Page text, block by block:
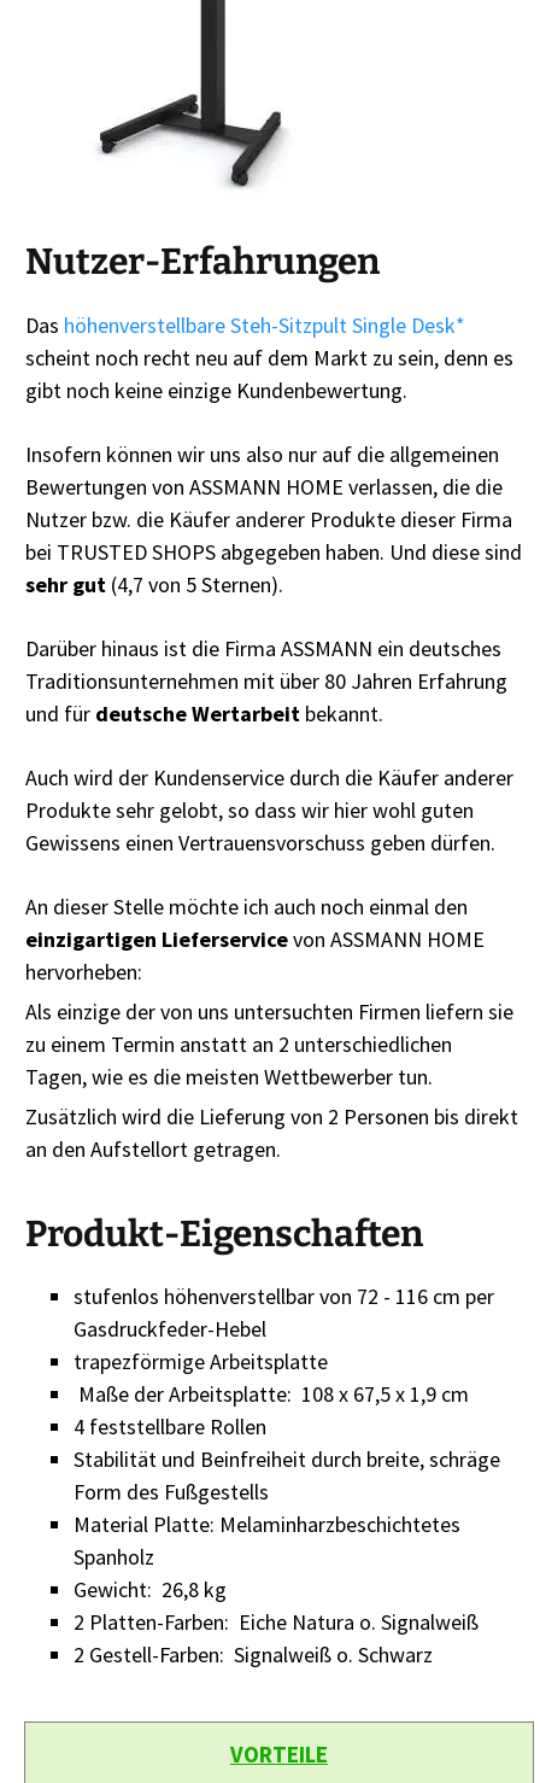
Nutzer-Erfahrungen
Das höhenverstellbare Steh-Sitzpult Single Desk*
scheint noch recht neu auf dem Markt zu sein, denn es
gibt noch keine einzige Kundenbewertung.
Insofern können wir uns also nur auf die allgemeinen
Bewertungen von ASSMANN HOME verlassen, die die
Nutzer bzw. die Käufer anderer Produkte dieser Firma
bei TRUSTED SHOPS abgegeben haben. Und diese sind
sehr gut (4,7 von 5 Sternen).
Darüber hinaus ist die Firma ASSMANN ein deutsches
Traditionsunternehmen mit über 80 Jahren Erfahrung
und für deutsche Wertarbeit bekannt.
Auch wird der Kundenservice durch die Käufer anderer
Produkte sehr gelobt, so dass wir hier wohl guten
Gewissens einen Vertrauensvorschuss geben dürfen.
An dieser Stelle möchte ich auch noch einmal den
einzigartigen Lieferservicevon ASSMANN HOME
hervorheben:
Als einzige der von uns untersuchten Firmen liefern sie
zu einem Termin anstatt an 2 unterschiedlichen
Tagen, wie es die meisten Wettbewerber tun.
Zusätzlich wird die Lieferung von 2 Personen bis direkt
an den Aufstellort getragen.
Produkt-Eigenschaften
stufenlos höhenverstellbar von 72 - 116 cm per
Gasdruckfeder-Hebel
trapezförmige Arbeitsplatte
Maße der Arbeitsplatte: 108 x 67,5 x 1,9 cm
4 feststellbare Rollen
Stabilität und Beinfreiheit durch breite, schräge
Form des Fußgestells
Material Platte: Melaminharzbeschichtetes
Spanholz
Gewicht: 26,8 kg
2 Platten-Farben: Eiche Natura o. Signalweiß
2 Gestell-Farben: Signalweiß o. Schwarz
VORTEILE